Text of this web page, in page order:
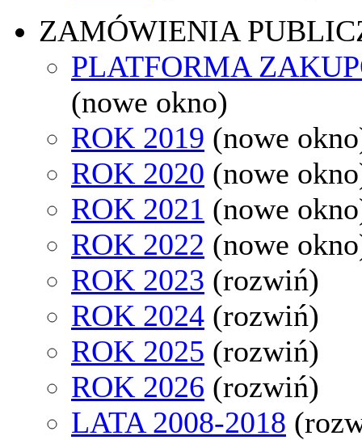
ZAMÓWIENIA
PLATFORMA
(nowe okno)
ROK 2019 (nowe
ROK 2020 (nowe
ROK 2021 (nowe
ROK 2022 (nowe
ROK 2023 (rozwiń)
ROK 2024 (rozwiń)
ROK 2025 (rozwiń)
ROK 2026 (rozwiń)
LATA 2008-2018